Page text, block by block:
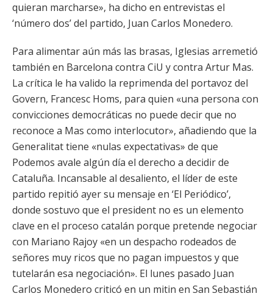
quieran marcharse», ha dicho en entrevistas el
‘número dos’ del partido, Juan Carlos Monedero.
Para alimentar aún más las brasas, Iglesias arremetió
también en Barcelona contra CiU y contra Artur Mas.
La crítica le ha valido la reprimenda del portavoz del
Govern, Francesc Homs, para quien «una persona con
convicciones democráticas no puede decir que no
reconoce a Mas como interlocutor», añadiendo que la
Generalitat tiene «nulas expectativas» de que
Podemos avale algún día el derecho a decidir de
Cataluña. Incansable al desaliento, el líder de este
partido repitió ayer su mensaje en ‘El Periódico’,
donde sostuvo que el president no es un elemento
clave en el proceso catalán porque pretende negociar
con Mariano Rajoy «en un despacho rodeados de
señores muy ricos que no pagan impuestos y que
tutelarán esa negociación». El lunes pasado Juan
Carlos Monedero criticó en un mitin en San Sebastián